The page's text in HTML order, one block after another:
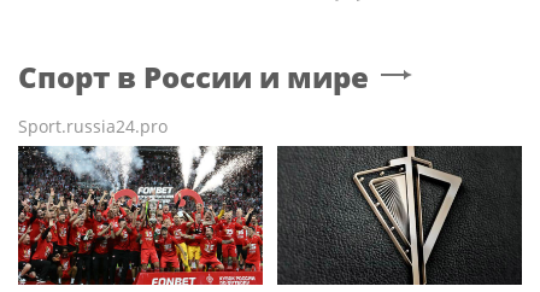
Спорт в России и мире
Sport.russia24.pro